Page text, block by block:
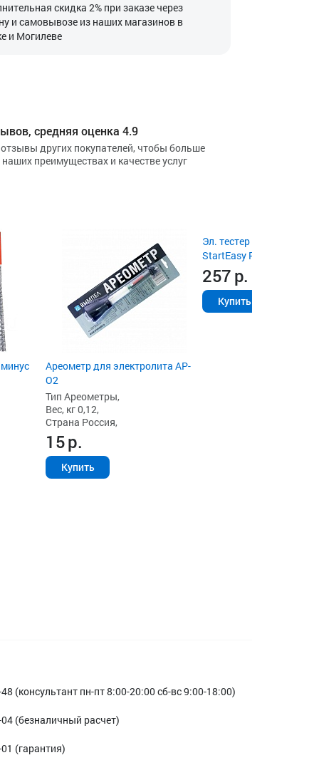
скидка 2% при заказе через
и самовывозе из наших магазинов в
и Могилеве
средняя оценка 4.9
других покупателей, чтобы больше
наших преимуществах и качестве услуг
Ареометр для электролита АР-
О2
Тип Ареометры,
Вес, кг 0,12,
Страна Россия,
15р.
Купить
Эл. тестер для АКБ
StartEasy PRO BT2000-
257р.
Купить
(консультант пн-пт 8:00-20:00 сб-вс 9:00-18:00)
(безналичный расчет)
(гарантия)